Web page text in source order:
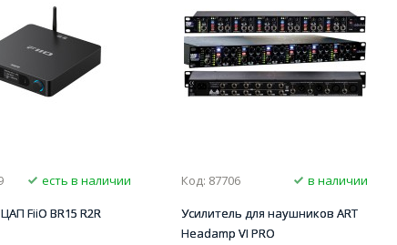
есть в наличии
FiiO BR15 R2R
Код: 87706
в наличии
Усилитель для наушников ART
Headamp VI PRO